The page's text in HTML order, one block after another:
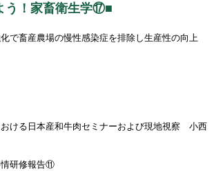
う！家畜衛生学⑰■
で畜産農場の慢性感染症を排除し生産性の向上
ける日本産和牛肉セミナーおよび現地視察 小西
情研修報告⑪